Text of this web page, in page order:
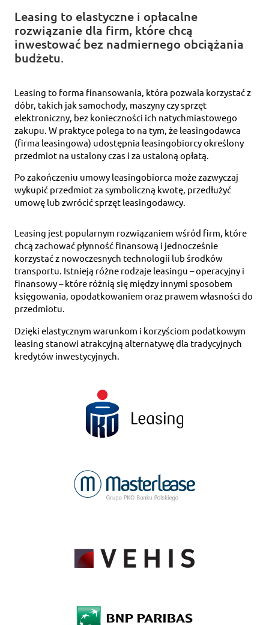
Leasing to elastyczne i opłacalne
rozwiązanie dla firm, które chcą
inwestować bez nadmiernego obciążania
budżetu.
Leasing to forma finansowania, która pozwala korzystać z
dóbr, takich jak samochody, maszyny czy sprzęt
elektroniczny, bez konieczności ich natychmiastowego
zakupu. W praktyce polega to na tym, że leasingodawca
(firma leasingowa) udostępnia leasingobiorcy określony
przedmiot na ustalony czas i za ustaloną opłatą.
Po zakończeniu umowy leasingobiorca może zazwyczaj
wykupić przedmiot za symboliczną kwotę, przedłużyć
umowę lub zwrócić sprzęt leasingodawcy.
Leasing jest popularnym rozwiązaniem wśród firm, które
chcą zachować płynność finansową i jednocześnie
korzystać z nowoczesnych technologii lub środków
transportu. Istnieją różne rodzaje leasingu – operacyjny i
finansowy – które różnią się między innymi sposobem
księgowania, opodatkowaniem oraz prawem własności do
przedmiotu.
Dzięki elastycznym warunkom i korzyściom podatkowym
leasing stanowi atrakcyjną alternatywę dla tradycyjnych
kredytów inwestycyjnych.